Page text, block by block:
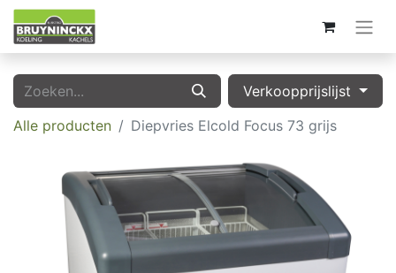
Verkoopprijslijst
Alle producten
Diepvries Elcold Focus 73 grijs